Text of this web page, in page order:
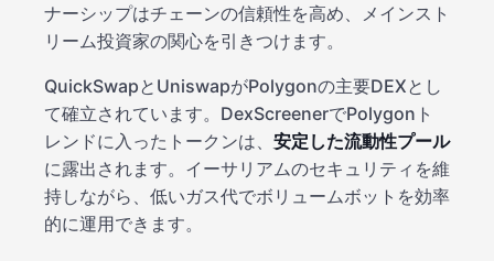
ナーシップはチェーンの信頼性を高め、メインスト
リーム投資家の関心を引きつけます。
QuickSwapとUniswapがPolygonの主要DEXとし
て確立されています。DexScreenerでPolygonト
レンドに入ったトークンは、 安定した流動性プール
に露出されます。イーサリアムのセキュリティを維
持しながら、低いガス代でボリュームボットを効率
的に運用できます。